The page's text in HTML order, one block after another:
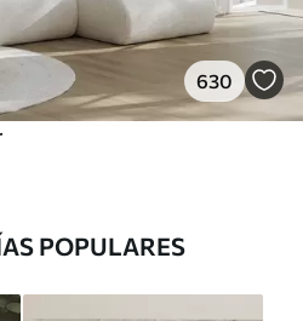
630
POPULARES